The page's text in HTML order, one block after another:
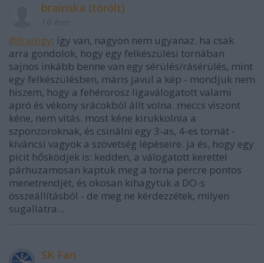
brainska (törölt)
@fradigy: így van, nagyon nem ugyanaz. ha csak
arra gondolok, hogy egy felkészülési tornában
sajnos inkább benne van egy sérülés/rásérülés, mint
egy felkészülésben, máris javul a kép - mondjuk nem
hiszem, hogy a fehérorosz ligaválogatott valami
apró és vékony srácokból állt volna. meccs viszont
kéne, nem vitás. most kéne kirukkolnia a
szponzoroknak, és csinálni egy 3-as, 4-es tornát -
kíváncsi vagyok a szövetség lépéseire. ja és, hogy egy
picit hősködjek is: kedden, a válogatott kerettel
párhuzamosan kaptuk meg a torna percre pontos
menetrendjét, és okosan kihagytuk a DO-s
összeállításból - de meg ne kérdezzétek, milyen
sugallatra...
SK Fan